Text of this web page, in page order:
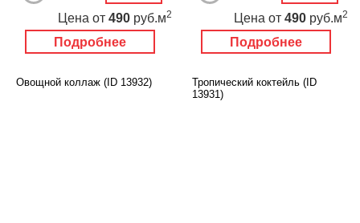
Подробнее
Цена от 490 руб.м2
Подробнее
Цена от 490 руб.м2
Овощной коллаж (ID 13932)
Тропический коктейль (ID
13931)